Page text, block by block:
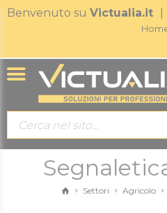
Benvenuto su Victualia.it
Settori Agricolo